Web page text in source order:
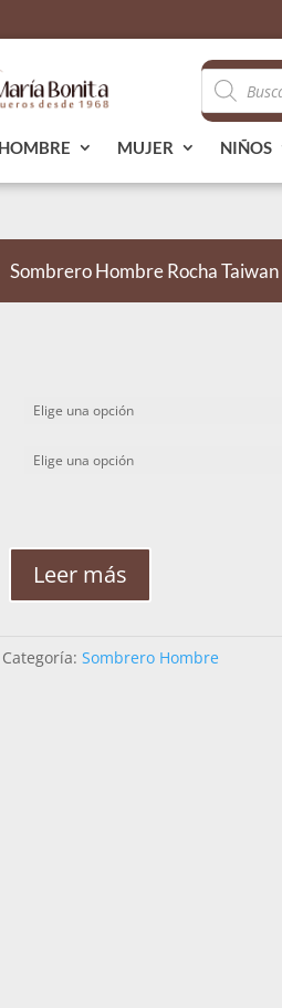
Búsqueda
de
productos
HOMBRE MUJER NIÑOS
Sombrero Hombre Rocha Taiwan
Leer más
Categoría:Sombrero Hombre